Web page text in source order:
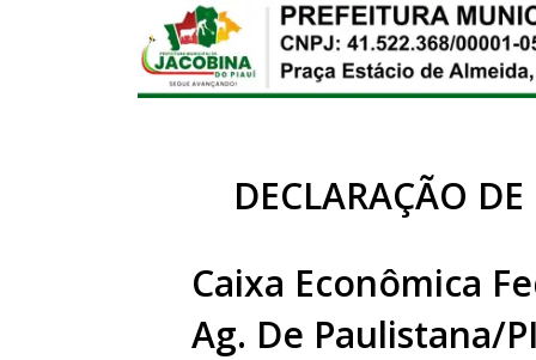
DECLARAÇÃO
Caixa Econômica
Ag. De Paulistana/